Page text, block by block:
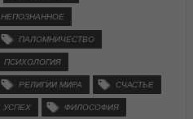
НЕПОЗНАННОЕ
ПАЛОМНИЧЕСТВО
ПСИХОЛОГИЯ
РЕЛИГИИ МИРА СЧАСТЬЕ
УСПЕХ ФИЛОСОФИЯ